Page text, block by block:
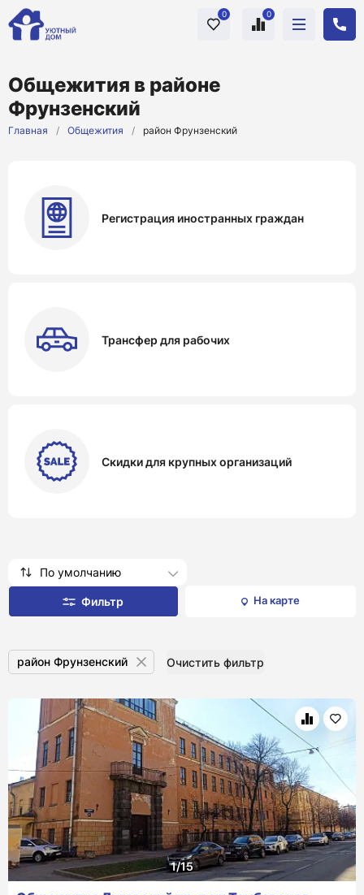
0 0
Общежития в районе
Фрунзенский
Главная / Общежития / район Фрунзенский
Регистрация иностранных граждан
Трансфер для рабочих
Скидки для крупных организаций
По умолчанию
На карте
Фильтр
район Фрунзенский Очистить фильтр